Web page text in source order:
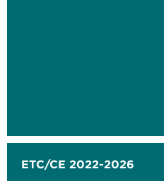
ETC/CE 2022-2026